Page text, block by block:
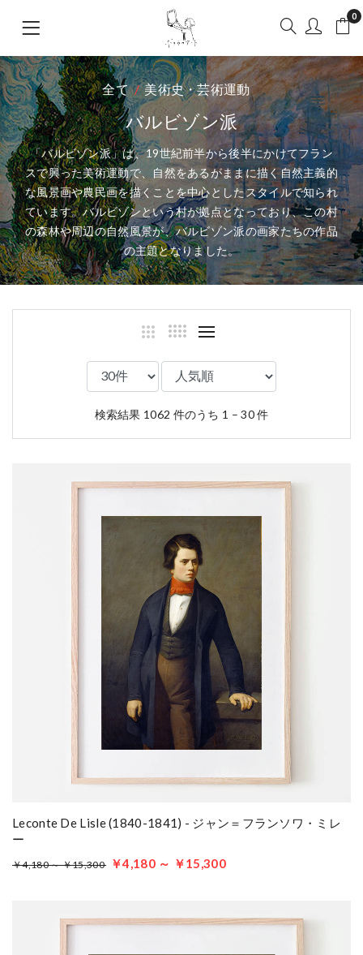
0
全て 美術史・芸術運動
バルビゾン派
「バルビゾン派」は、19世紀前半から後半にかけてフラン
スで興った美術運動で、自然をあるがままに描く自然主義的
な風景画や農民画を描くことを中心としたスタイルで知られ
ています。バルビゾンという村が拠点となっており、この村
の森林や周辺の自然風景が、バルビゾン派の画家たちの作品
の主題となりました。
検索結果 1062 件のうち 1 – 30 件
Leconte De Lisle (1840-1841) - ジャン＝フランソワ・ミレ
ー
￥4,180 ～ ￥15,300 ￥4,180 ～ ￥15,300